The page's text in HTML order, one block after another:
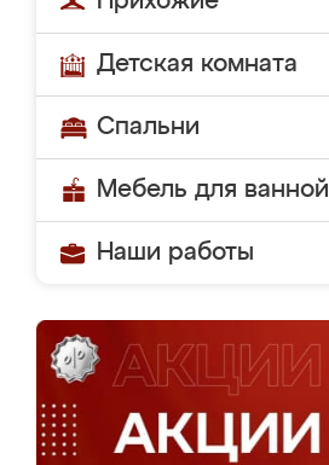
Детская комната
Спальни
Мебель для ванной
Наши работы